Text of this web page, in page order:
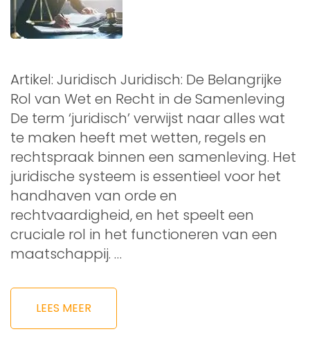
Artikel: Juridisch Juridisch: De Belangrijke
Rol van Wet en Recht in de Samenleving
De term ‘juridisch’ verwijst naar alles wat
te maken heeft met wetten, regels en
rechtspraak binnen een samenleving. Het
juridische systeem is essentieel voor het
handhaven van orde en
rechtvaardigheid, en het speelt een
cruciale rol in het functioneren van een
maatschappij. …
LEES MEER